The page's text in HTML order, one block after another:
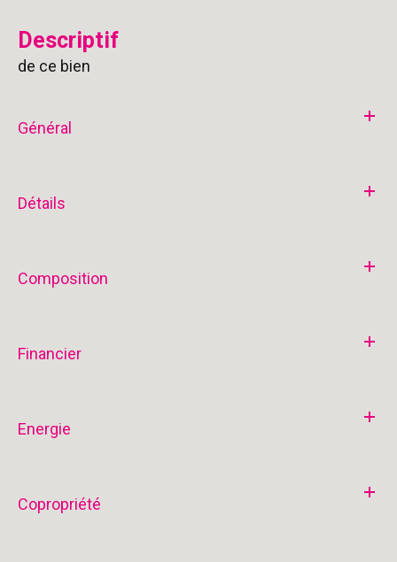
descriptif
de ce bien
Général
Détails
Composition
Financier
Energie
Copropriété